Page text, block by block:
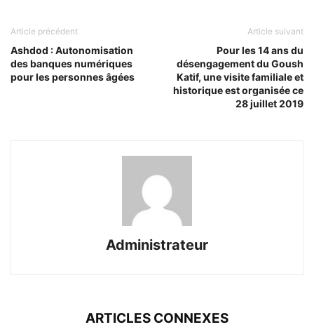
Article précédent
Ashdod : Autonomisation
des banques numériques
pour les personnes âgées
Article suivant
Pour les 14 ans du
désengagement du Goush
Katif, une visite familiale et
historique est organisée ce
28 juillet 2019
Administrateur
ARTICLES CONNEXES